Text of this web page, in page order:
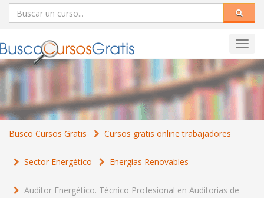
Busco Cursos Gratis Cursos gratis online trabajadores
Sector Energético Energías Renovables
Auditor Energético. Técnico Profesional en Auditorias de